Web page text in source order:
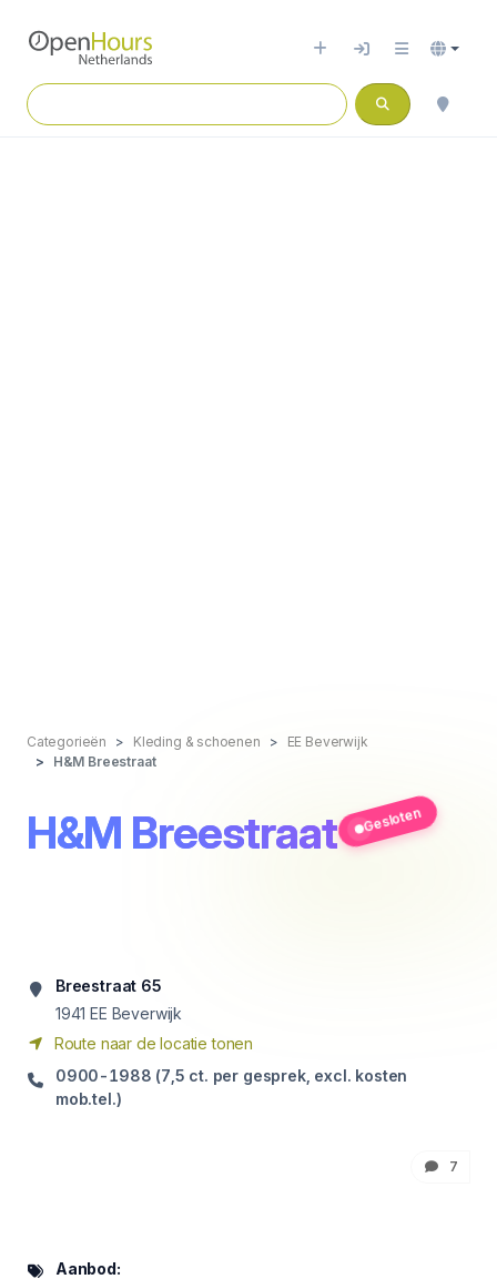
Categorieën Kleding & schoenen
EE Beverwijk
H&M Breestraat
H&M Breestraat Gesloten
Breestraat 65
1941 EE Beverwijk
Route naar de locatie tonen
0900-1988 (7,5 ct. per gesprek, excl. kosten
mob.tel.)
7
Aanbod: